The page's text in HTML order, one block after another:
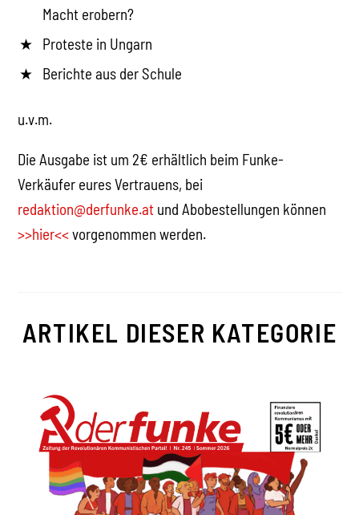
Macht erobern?
Proteste in Ungarn
Berichte aus der Schule
u.v.m.
Die Ausgabe ist um 2€ erhältlich beim Funke-
Verkäufer eures Vertrauens, bei
redaktion@derfunke.at und Abobestellungen können
>>hier<<vorgenommen werden.
ARTIKEL DIESER KATEGORIE